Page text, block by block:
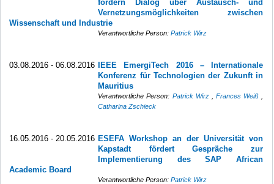
fördern Dialog über Austausch- und
Vernetzungsmöglichkeiten zwischen
Wissenschaft und Industrie
Verantwortliche Person:Patrick Wirz
03.08.2016 - 06.08.2016
IEEE EmergiTech 2016 – Internationale
Konferenz für Technologien der Zukunft in
Mauritius
Verantwortliche Person: Patrick Wirz Frances Weiß
Catharina Zschieck
16.05.2016 - 20.05.2016 ESEFA Workshop an der Universität von
Kapstadt fördert Gespräche zur
Implementierung des SAP African
Academic Board
Verantwortliche Person:Patrick Wirz